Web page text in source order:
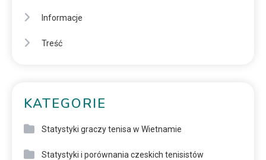
Informacje
Treść
KATEGORIE
Statystyki graczy tenisa w Wietnamie
Statystyki i porównania czeskich tenisistów